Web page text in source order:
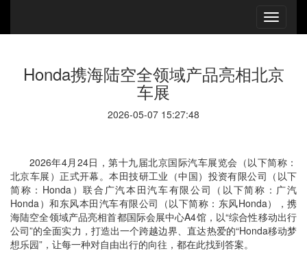
Honda携海陆空全领域产品亮相北京
车展
2026-05-07 15:27:48
2026年4月24日，第十九届北京国际汽车展览会（以下简称：
北京车展）正式开幕。本田技研工业（中国）投资有限公司（以下
简称：Honda）联合广汽本田汽车有限公司（以下简称： 广汽
Honda）和东风本田汽车有限公司（以下简称：东风Honda），携
海陆空全领域产品亮相首都国际会展中心A4馆，以“综合性移动出行
公司”的全面实力，打造出一个跨越边界、直达热爱的“Honda移动梦
想乐园”，让每一种对自由出行的向往，都在此找到答案。